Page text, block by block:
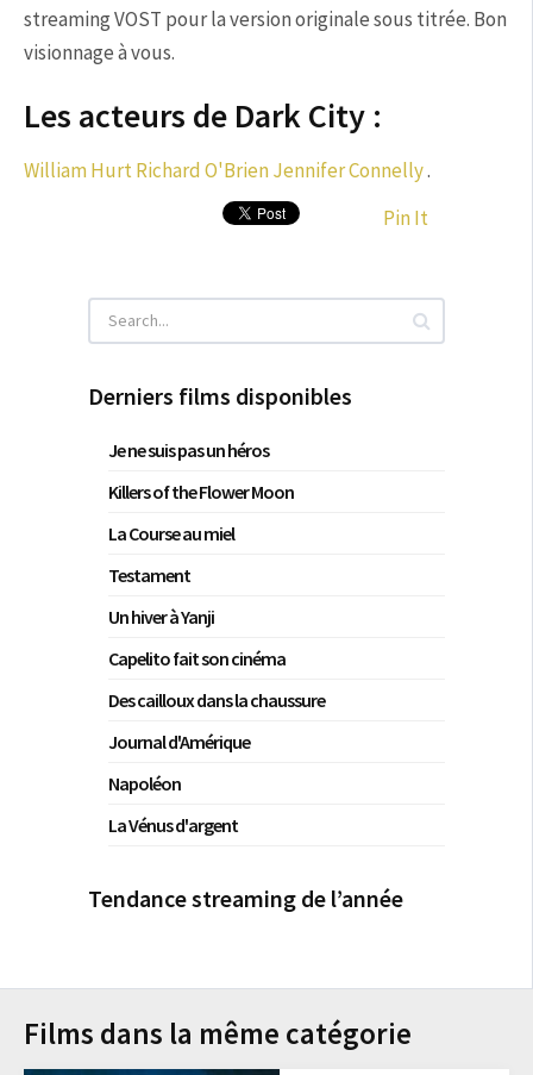
streaming VOST pour la version originale sous titrée. Bon
visionnage à vous.
Les acteurs de Dark City :
William HurtRichard O'BrienJennifer Connelly.
Pin It
Derniers films disponibles
Je ne suis pas un héros
Killers of the Flower Moon
La Course au miel
Testament
Un hiver à Yanji
Capelito fait son cinéma
Des cailloux dans la chaussure
Journal d'Amérique
Napoléon
La Vénus d'argent
Tendance streaming de l’année
Films dans la même catégorie